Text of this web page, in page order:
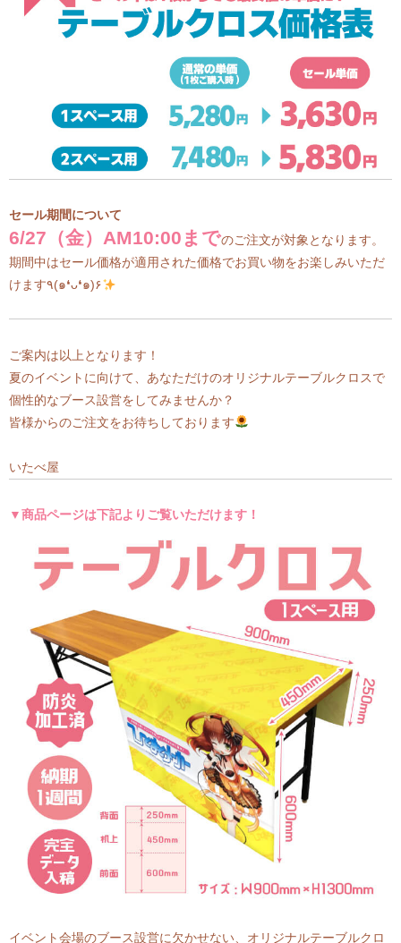
セール期間について
6/27（金）AM10:00までのご注文が対象となります。
期間中はセール価格が適用された価格でお買い物をお楽しみいただ
けます٩(๑❛ᴗ❛๑)۶
ご案内は以上となります！
夏のイベントに向けて、あなただけのオリジナルテーブルクロスで
個性的なブース設営をしてみませんか？
皆様からのご注文をお待ちしております
いたべ屋
▼商品ページは下記よりご覧いただけます！
イベント会場のブース設営に欠かせない、オリジナルテーブルクロ